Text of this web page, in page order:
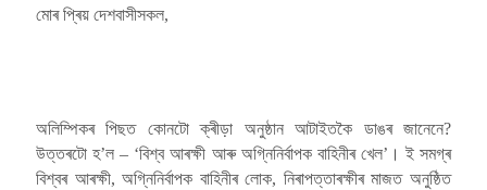
মোৰ প্ৰিয় দেশবাসীসকল,
অলিম্পিকৰ পিছত কোনটো ক্ৰীড়া অনুষ্ঠান আটাইতকৈ ডাঙৰ জানেনে?
উত্তৰটো হ’ল – ‘বিশ্ব আৰক্ষী আৰু অগ্নিনিৰ্বাপক বাহিনীৰ খেল’। ই সমগ্ৰ
বিশ্বৰ আৰক্ষী, অগ্নিনিৰ্বাপক বাহিনীৰ লোক, নিৰাপত্তাৰক্ষীৰ মাজত অনুষ্ঠিত